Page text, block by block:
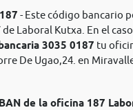
- Este código bancario
Laboral Kutxa. En el
3035 0187 tu
De Ugao,24. en
de la oficina 187